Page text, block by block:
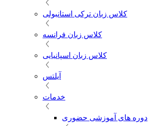
کلاس زبان ترکی استانبولی
کلاس زبان فرانسه
کلاس زبان اسپانیایی
آیلتس
خدمات
دوره های آموزشی حضوری